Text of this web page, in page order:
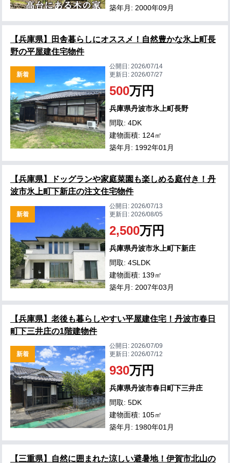
築年月: 2000年09月
【兵庫県】田舎暮らしにオススメ！自然豊かな氷上町長
野の平屋建住宅物件
新着
公開日:2026/07/14
更新日:2026/07/27
500万円
兵庫県丹波市氷上町長野
間取: 4DK
建物面積: 124㎡
築年月: 1992年01月
【兵庫県】ドッグランや家庭菜園も楽しめる庭付き！丹
波市氷上町下新庄の注文住宅物件
新着
公開日:2026/07/13
更新日:2026/08/05
2,500万円
兵庫県丹波市氷上町下新庄
間取: 4SLDK
建物面積: 139㎡
築年月: 2007年03月
【兵庫県】老後も暮らしやすい平屋建住宅！丹波市春日
町下三井庄の1階建物件
新着
公開日:2026/07/09
更新日:2026/07/12
930万円
兵庫県丹波市春日町下三井庄
間取: 5DK
建物面積: 105㎡
築年月: 1980年01月
【三重県】自然に囲まれた涼しい避暑地！伊賀市北山の